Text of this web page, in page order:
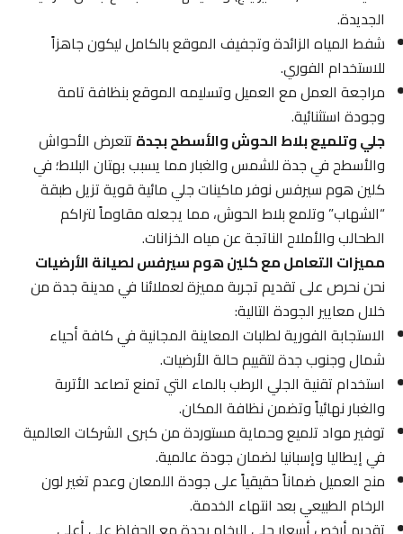
الجديدة.
شفط المياه الزائدة وتجفيف الموقع بالكامل ليكون جاهزاً
للاستخدام الفوري.
مراجعة العمل مع العميل وتسليمه الموقع بنظافة تامة
وجودة استثنائية.
جلي وتلميع بلاط الحوش والأسطح بجدةتتعرض الأحواش
والأسطح في جدة للشمس والغبار مما يسبب بهتان البلاط؛ في
كلين هوم سيرفس نوفر ماكينات جلي مائية قوية تزيل طبقة
“الشهاب” وتلمع بلاط الحوش، مما يجعله مقاوماً لتراكم
الطحالب والأملاح الناتجة عن مياه الخزانات.
مميزات التعامل مع كلين هوم سيرفس لصيانة الأرضيات
نحن نحرص على تقديم تجربة مميزة لعملائنا في مدينة جدة من
خلال معايير الجودة التالية:
الاستجابة الفورية لطلبات المعاينة المجانية في كافة أحياء
شمال وجنوب جدة لتقييم حالة الأرضيات.
استخدام تقنية الجلي الرطب بالماء التي تمنع تصاعد الأتربة
والغبار نهائياً وتضمن نظافة المكان.
توفير مواد تلميع وحماية مستوردة من كبرى الشركات العالمية
في إيطاليا وإسبانيا لضمان جودة عالمية.
منح العميل ضماناً حقيقياً على جودة اللمعان وعدم تغير لون
الرخام الطبيعي بعد انتهاء الخدمة.